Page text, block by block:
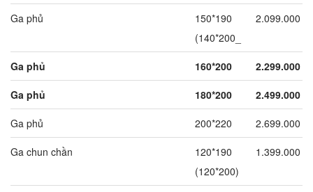
Ga phủ
150*190
(140*200_
2.099.000
Ga phủ 160*200 2.299.000
Ga phủ 180*200 2.499.000
Ga phủ 200*220 2.699.000
Ga chun chần
120*190
(120*200)
1.399.000